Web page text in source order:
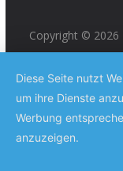
Copyright © 2026
Theme:
Diese Seite nutzt
um ihre Dienste
Werbung
anzuzeigen.